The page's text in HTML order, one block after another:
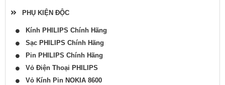
PHỤ KIỆN ĐỘC
Kính PHILIPS Chính Hãng
Sạc PHILIPS Chính Hãng
Pin PHILIPS Chính Hãng
Vỏ Điện Thoại PHILIPS
Vỏ Kính Pin NOKIA 8600